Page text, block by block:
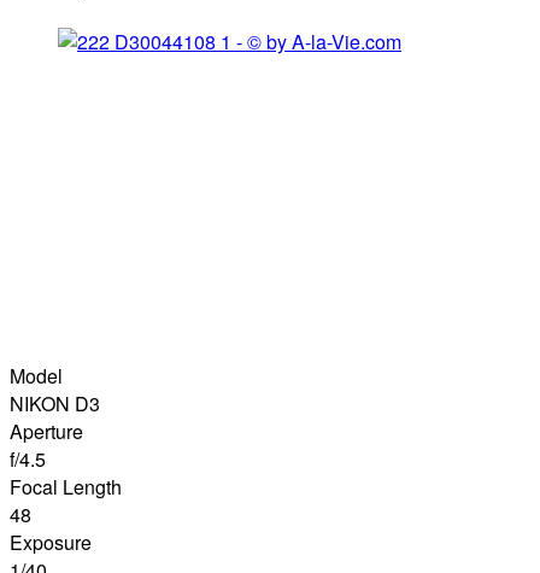
Model
NIKON D3
Aperture
f/4.5
Focal Length
48
Exposure